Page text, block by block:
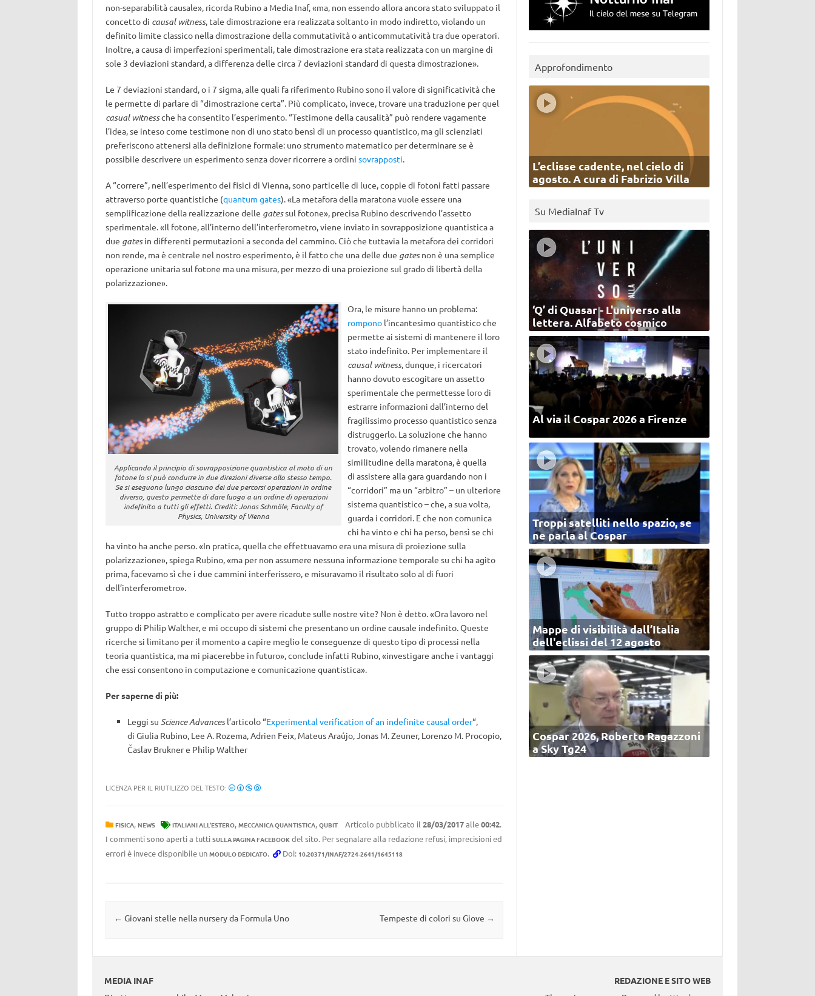
non-separabilità causale», ricorda Rubino a Media Inaf, «ma, non essendo allora ancora stato sviluppato il
concetto di causal witness, tale dimostrazione era realizzata soltanto in modo indiretto, violando un
definito limite classico nella dimostrazione della commutatività o anticommutatività tra due operatori.
Inoltre, a causa di imperfezioni sperimentali, tale dimostrazione era stata realizzata con un margine di
sole 3 deviazioni standard, a differenza delle circa 7 deviazioni standard di questa dimostrazione».
Le 7 deviazioni standard, o i 7 sigma, alle quali fa riferimento Rubino sono il valore di significatività che
le permette di parlare di “dimostrazione certa”. Più complicato, invece, trovare una traduzione per quel
casual witnessche ha consentito l’esperimento. “Testimone della causalità” può rendere vagamente
l’idea, se inteso come testimone non di uno stato bensì di un processo quantistico, ma gli scienziati
preferiscono attenersi alla definizione formale: uno strumento matematico per determinare se è
possibile descrivere un esperimento senza dover ricorrere a ordini sovrapposti.
A “correre”, nell’esperimento dei fisici di Vienna, sono particelle di luce, coppie di fotoni fatti passare
attraverso porte quantistiche (quantum gates). «La metafora della maratona vuole essere una
semplificazione della realizzazione delle gatessul fotone», precisa Rubino descrivendo l’assetto
sperimentale. «Il fotone, all’interno dell’interferometro, viene inviato in sovrapposizione quantistica a
due gatesin differenti permutazioni a seconda del cammino. Ciò che tuttavia la metafora dei corridori
non rende, ma è centrale nel nostro esperimento, è il fatto che una delle due gatesnon è una semplice
operazione unitaria sul fotone ma una misura, per mezzo di una proiezione sul grado di libertà della
polarizzazione».
Applicando il principio di sovrapposizione quantistica al moto di un
fotone lo si può condurre in due direzioni diverse allo stesso tempo.
Se si eseguono lungo ciascuno dei due percorsi operazioni in ordine
diverso, questo permette di dare luogo a un ordine di operazioni
indefinito a tutti gli effetti. Crediti: Jonas Schmöle, Faculty of
Physics, University of Vienna
Ora, le misure hanno un problema:
romponol’incantesimo quantistico che
permette ai sistemi di mantenere il loro
stato indefinito. Per implementare il
causal witness, dunque, i ricercatori
hanno dovuto escogitare un assetto
sperimentale che permettesse loro di
estrarre informazioni dall’interno del
fragilissimo processo quantistico senza
distruggerlo. La soluzione che hanno
trovato, volendo rimanere nella
similitudine della maratona, è quella
di assistere alla gara guardando non i
“corridori” ma un “arbitro” – un ulteriore
sistema quantistico – che, a sua volta,
guarda i corridori. E che non comunica
chi ha vinto e chi ha perso, bensì se chi
ha vinto ha anche perso. «In pratica, quella che effettuavamo era una misura di proiezione sulla
polarizzazione», spiega Rubino, «ma per non assumere nessuna informazione temporale su chi ha agito
prima, facevamo sì che i due cammini interferissero, e misuravamo il risultato solo al di fuori
dell’interferometro».
Tutto troppo astratto e complicato per avere ricadute sulle nostre vite? Non è detto. «Ora lavoro nel
gruppo di Philip Walther, e mi occupo di sistemi che presentano un ordine causale indefinito. Queste
ricerche si limitano per il momento a capire meglio le conseguenze di questo tipo di processi nella
teoria quantistica, ma mi piacerebbe in futuro», conclude infatti Rubino, «investigare anche i vantaggi
che essi consentono in computazione e comunicazione quantistica».
Per saperne di più:
Leggi su Science Advancesl’articolo “Experimental verification of an indefinite causal order“,
di Giulia Rubino, Lee A. Rozema, Adrien Feix, Mateus Araújo, Jonas M. Zeuner, Lorenzo M. Procopio,
Časlav Brukner e Philip Walther
LICENZA PER IL RIUTILIZZO DEL TESTO:
FISICA, NEWS ITALIANI ALL'ESTERO, MECCANICA QUANTISTICA, QUBIT Articolo pubblicato il 28/03/2017alle00:42.
I commenti sono aperti a tutti SULLA PAGINA FACEBOOKdel sito. Per segnalare alla redazione refusi, imprecisioni ed
errori è invece disponibile un MODULO DEDICATO. Doi: 10.20371/INAF/2724-2641/1645118
Navigazione articolo
← Giovani stelle nella nursery da Formula Uno Tempeste di colori su Giove →
Approfondimento
L’eclisse cadente, nel cielo di
agosto. A cura di Fabrizio Villa
Su MediaInaf Tv
‘Q’ di Quasar - L'universo alla
lettera. Alfabeto cosmico
Al via il Cospar 2026 a Firenze
Troppi satelliti nello spazio, se
ne parla al Cospar
Mappe di visibilità dall’Italia
dell'eclissi del 12 agosto
Cospar 2026, Roberto Ragazzoni
a Sky Tg24
MEDIA INAF
REDAZIONE E SITO WEB